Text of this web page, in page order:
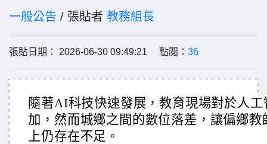
一般公告 / 張貼者 教務組長
張貼日期： 2026-06-30 09:49:21 點閱： 36
隨著AI科技快速發展，教育現場對於人
加，然而城鄉之間的數位落差，讓偏鄉
上仍存在不足。